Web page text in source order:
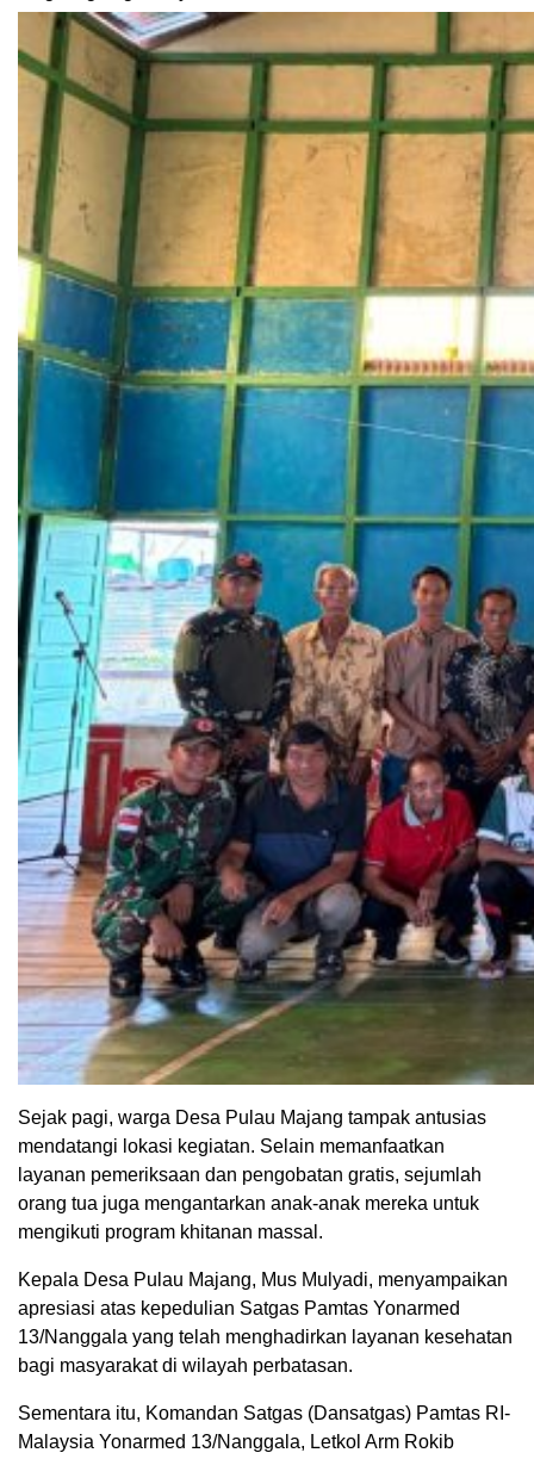
Sejak pagi, warga Desa Pulau Majang tampak antusias
mendatangi lokasi kegiatan. Selain memanfaatkan
layanan pemeriksaan dan pengobatan gratis, sejumlah
orang tua juga mengantarkan anak-anak mereka untuk
mengikuti program khitanan massal.
Kepala Desa Pulau Majang, Mus Mulyadi, menyampaikan
apresiasi atas kepedulian Satgas Pamtas Yonarmed
13/Nanggala yang telah menghadirkan layanan kesehatan
bagi masyarakat di wilayah perbatasan.
Sementara itu, Komandan Satgas (Dansatgas) Pamtas RI-
Malaysia Yonarmed 13/Nanggala, Letkol Arm Rokib